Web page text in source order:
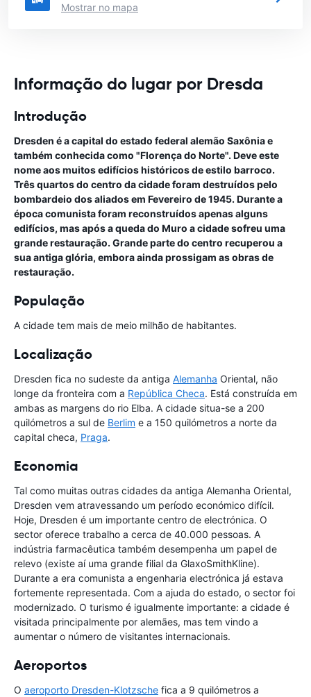
Mostrar no mapa
Informação do lugar por Dresda
Introdução
Dresden é a capital do estado federal alemão Saxônia e
também conhecida como "Florença do Norte". Deve este
nome aos muitos edifícios históricos de estilo barroco.
Três quartos do centro da cidade foram destruídos pelo
bombardeio dos aliados em Fevereiro de 1945. Durante a
época comunista foram reconstruídos apenas alguns
edifícios, mas após a queda do Muro a cidade sofreu uma
grande restauração. Grande parte do centro recuperou a
sua antiga glória, embora ainda prossigam as obras de
restauração.
População
A cidade tem mais de meio milhão de habitantes.
Localização
Dresden fica no sudeste da antiga Alemanha Oriental, não
longe da fronteira com a República Checa. Está construída em
ambas as margens do rio Elba. A cidade situa-se a 200
quilómetros a sul de Berlim e a 150 quilómetros a norte da
capital checa, Praga.
Economia
Tal como muitas outras cidades da antiga Alemanha Oriental,
Dresden vem atravessando um período económico difícil.
Hoje, Dresden é um importante centro de electrónica. O
sector oferece trabalho a cerca de 40.000 pessoas. A
indústria farmacêutica também desempenha um papel de
relevo (existe aí uma grande filial da GlaxoSmithKline).
Durante a era comunista a engenharia electrónica já estava
fortemente representada. Com a ajuda do estado, o sector foi
modernizado. O turismo é igualmente importante: a cidade é
visitada principalmente por alemães, mas tem vindo a
aumentar o número de visitantes internacionais.
Aeroportos
O aeroporto Dresden-Klotzsche fica a 9 quilómetros a